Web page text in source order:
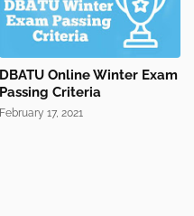
DBATU Online Winter Exam
Passing Criteria
February 17, 2021